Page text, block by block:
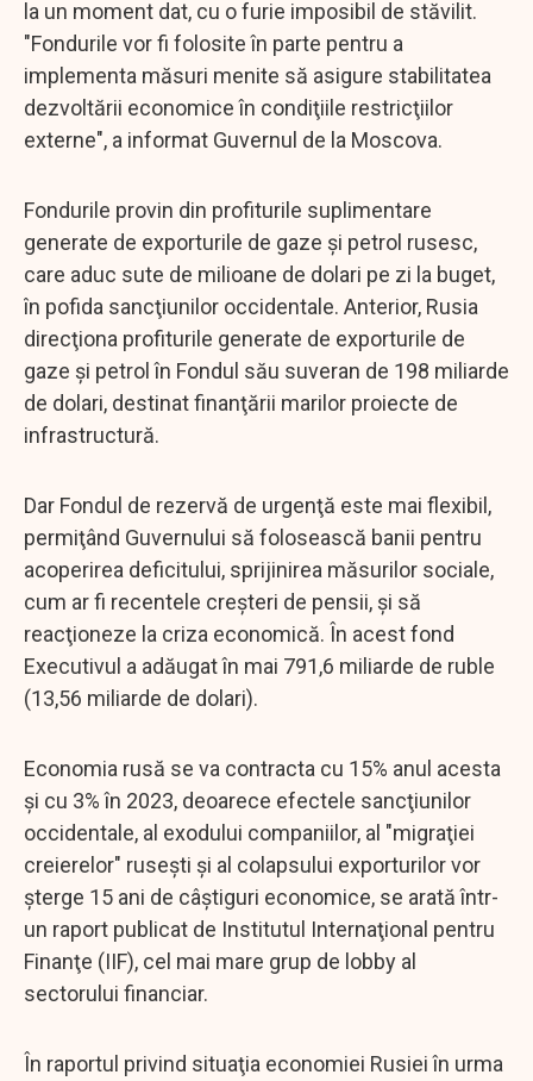
la un moment dat, cu o furie imposibil de stăvilit.
"Fondurile vor fi folosite în parte pentru a
implementa măsuri menite să asigure stabilitatea
dezvoltării economice în condiţiile restricţiilor
externe", a informat Guvernul de la Moscova.
Fondurile provin din profiturile suplimentare
generate de exporturile de gaze şi petrol rusesc,
care aduc sute de milioane de dolari pe zi la buget,
în pofida sancţiunilor occidentale. Anterior, Rusia
direcţiona profiturile generate de exporturile de
gaze şi petrol în Fondul său suveran de 198 miliarde
de dolari, destinat finanţării marilor proiecte de
infrastructură.
Dar Fondul de rezervă de urgenţă este mai flexibil,
permiţând Guvernului să folosească banii pentru
acoperirea deficitului, sprijinirea măsurilor sociale,
cum ar fi recentele creşteri de pensii, şi să
reacţioneze la criza economică. În acest fond
Executivul a adăugat în mai 791,6 miliarde de ruble
(13,56 miliarde de dolari).
Economia rusă se va contracta cu 15% anul acesta
şi cu 3% în 2023, deoarece efectele sancţiunilor
occidentale, al exodului companiilor, al "migraţiei
creierelor" ruseşti şi al colapsului exporturilor vor
şterge 15 ani de câştiguri economice, se arată într-
un raport publicat de Institutul Internaţional pentru
Finanţe (IIF), cel mai mare grup de lobby al
sectorului financiar.
În raportul privind situaţia economiei Rusiei în urma